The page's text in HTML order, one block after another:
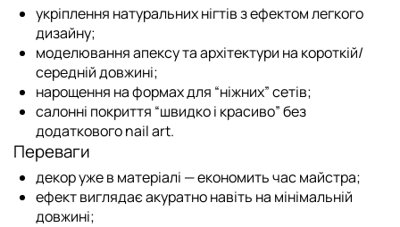
укріплення натуральних нігтів з ефектом легкого
дизайну;
моделюванняапексу та архітектури на короткій/
середній довжині;
нарощення на формах для “ніжних” сетів;
салонні покриття “швидко і красиво” без
додаткового nail art.
Переваги
декор уже в матеріалі — економить час майстра;
ефект виглядає акуратно навіть на мінімальній
довжині;